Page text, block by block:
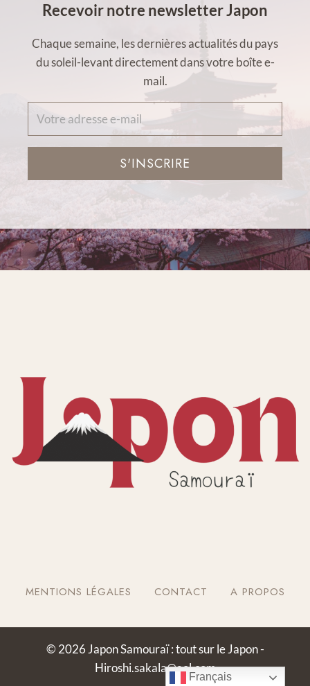
Recevoir notre newsletter Japon
Chaque semaine, les dernières actualités du pays
du soleil-levant directement dans votre boîte e-
mail.
S'INSCRIRE
MENTIONS LÉGALES CONTACT A PROPOS
© 2026 Japon Samouraï : tout sur le Japon -
Hiroshi.sakala@aol.com
Français